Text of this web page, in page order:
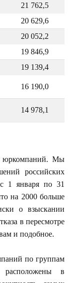
21 762,5
20 629,6
20 052,2
19 846,9
19 139,4
16 190,0
14 978,1
юркомпаний. Мы
российских
1 января по 31
на 2000 больше
о взыскании
в пересмотре
и подобное.
по группам
в